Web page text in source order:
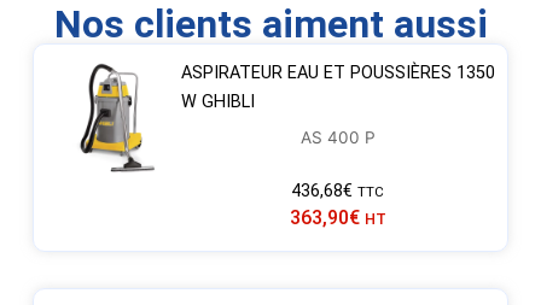
Nos clients aiment aussi
ASPIRATEUR EAU ET POUSSIÈRES 1350
W GHIBLI
AS 400 P
436,68€ TTC
363,90€ HT